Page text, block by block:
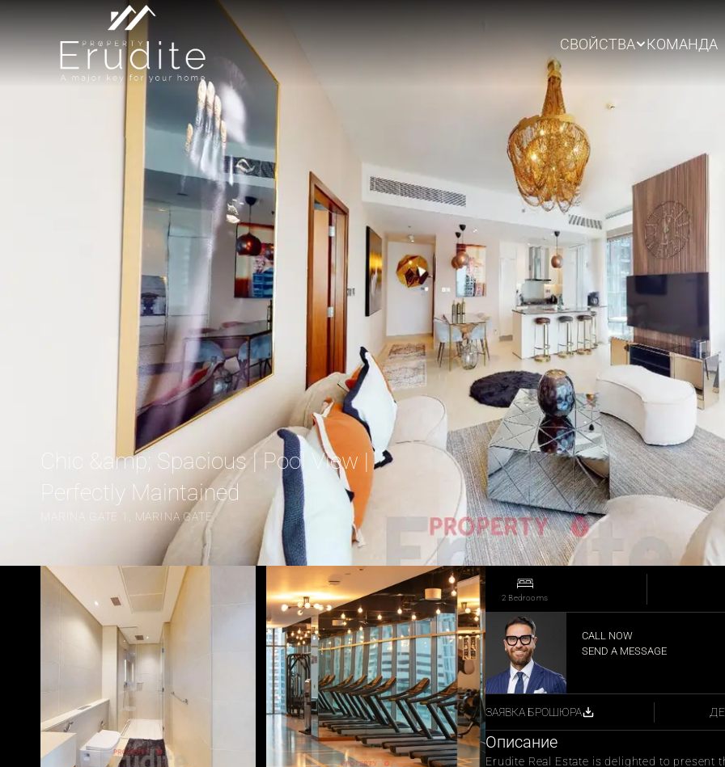
Chic &amp; Spacious | Pool View |
Perfectly Maintained
MARINA GATE 1, MARINA GATE
2 Bedrooms
CALL NOW
SEND A MESSAGE
ЗАЯВКА БРОШЮРА
Описание
Erudite Real Estate is delighted to
СВОЙСТВА КОМАНДА